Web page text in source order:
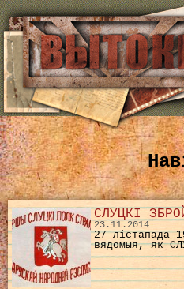
СЛУЦКІ
23.11.2014
27 лістапада
вядомыя, як